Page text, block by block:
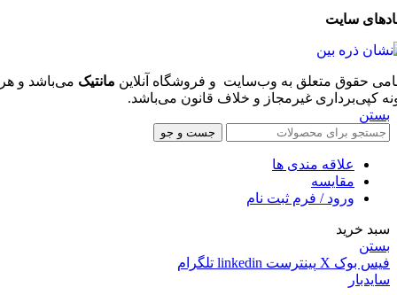
سایت
حقوق متعلق به وب‌سایت و فروشگاه‌ آنلاین مانتیک می‌باشد و هر
کپی‌برداری غیرمجاز و خلاف قانون می‌باشد.
بستن
جست و جو
علاقه مندی ها
مقایسه
ورود / فرم ثبت نام
سبد خرید
بستن
فیس بوک X پینترست linkedin تلگرام
سایدبار